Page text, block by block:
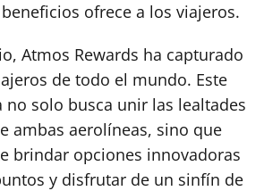
ofrece a los viajeros.
Atmos Rewards ha capturado
de todo el mundo. Este
no solo busca unir las lealtades
ambas aerolíneas, sino que
brindar opciones innovadoras
y disfrutar de un sinfín de